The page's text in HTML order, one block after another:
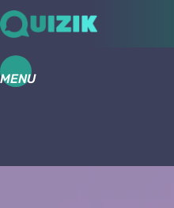
MENU